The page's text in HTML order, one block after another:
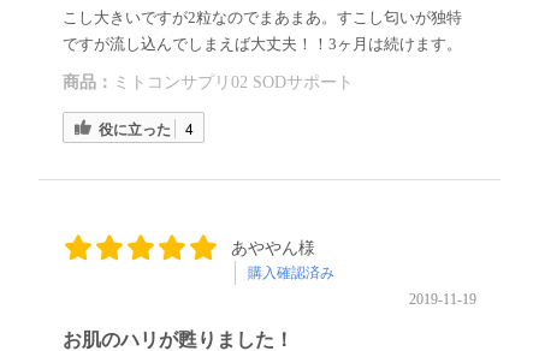
こし大きいですが2粒なのでまあまあ。すこし匂いが独特
ですが流し込んでしまえば大丈夫！！3ヶ月は続けます。
商品： ミトコンサプリ02 SODサポート
役に立った 4
あややん様
購入確認済み
2019-11-19
お肌のハリが甦りました！